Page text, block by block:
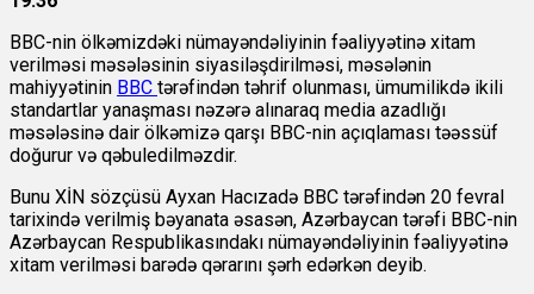
BBC-nin ölkəmizdəki nümayəndəliyinin fəaliyyətinə xitam
verilməsi məsələsinin siyasiləşdirilməsi, məsələnin
mahiyyətinin BBC tərəfindən təhrif olunması, ümumilikdə ikili
standartlar yanaşması nəzərə alınaraq media azadlığı
məsələsinə dair ölkəmizə qarşı BBC-nin açıqlaması təəssüf
doğurur və qəbuledilməzdir.
Bunu XİN sözçüsü Ayxan Hacızadə BBC tərəfindən 20 fevral
tarixində verilmiş bəyanata əsasən, Azərbaycan tərəfi BBC-nin
Azərbaycan Respublikasındakı nümayəndəliyinin fəaliyyətinə
xitam verilməsi barədə qərarını şərh edərkən deyib.